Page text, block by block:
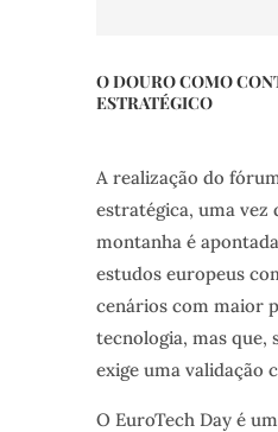
O DOURO COMO
ESTRATÉGICO
A realização do
estratégica, uma vez
montanha é
estudos europeus
cenários com maior
tecnologia, mas que,
exige uma validação
O EuroTech Day é